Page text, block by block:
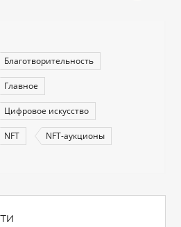
Благотворительность
Главное
Цифровое искусство
NFT NFT-аукционы